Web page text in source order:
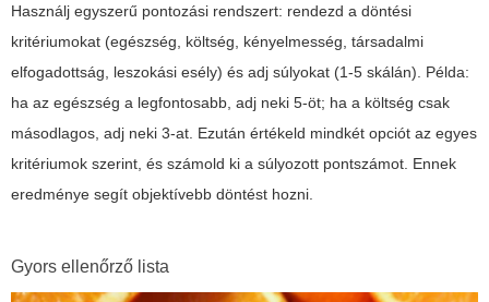
Használj egyszerű pontozási rendszert: rendezd a döntési
kritériumokat (egészség, költség, kényelmesség, társadalmi
elfogadottság, leszokási esély) és adj súlyokat (1-5 skálán). Példa:
ha az egészség a legfontosabb, adj neki 5-öt; ha a költség csak
másodlagos, adj neki 3-at. Ezután értékeld mindkét opciót az egyes
kritériumok szerint, és számold ki a súlyozott pontszámot. Ennek
eredménye segít objektívebb döntést hozni.
Gyors ellenőrző lista